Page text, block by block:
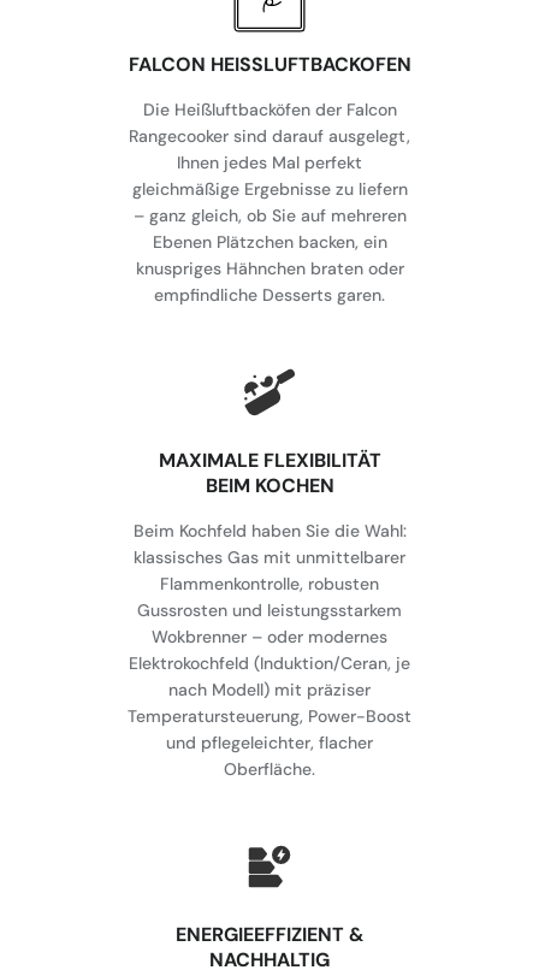
FALCON HEISSLUFTBACKOFEN
Die Heißluftbacköfen der Falcon
Rangecooker sind darauf ausgelegt,
Ihnen jedes Mal perfekt
gleichmäßige Ergebnisse zu liefern
– ganz gleich, ob Sie auf mehreren
Ebenen Plätzchen backen, ein
knuspriges Hähnchen braten oder
empfindliche Desserts garen.
MAXIMALE FLEXIBILITÄT
BEIM KOCHEN
Beim Kochfeld haben Sie die Wahl:
klassisches Gas mit unmittelbarer
Flammenkontrolle, robusten
Gussrosten und leistungsstarkem
Wokbrenner – oder modernes
Elektrokochfeld (Induktion/Ceran, je
nach Modell) mit präziser
Temperatursteuerung, Power-Boost
und pflegeleichter, flacher
Oberfläche.
⁠ENERGIEEFFIZIENT &
NACHHALTIG